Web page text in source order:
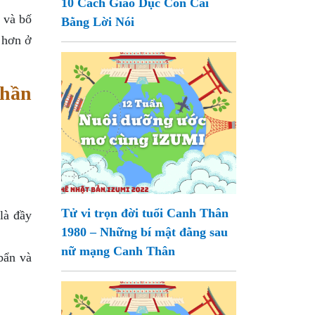
bố
ở
đầy
và
10 Cách Giáo Dục Con Cái
Bằng Lời Nói
Tử vi trọn đời tuổi Canh Thân
1980 – Những bí mật đằng sau
nữ mạng Canh Thân